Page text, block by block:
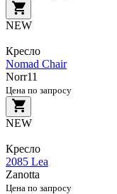
NEW
Кресло
Nomad Chair
Norr11
Цена по запросу
NEW
Кресло
2085 Lea
Zanotta
Цена по запросу